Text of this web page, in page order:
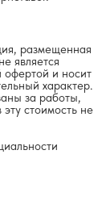
размещенная
является
офертой и носит
характер.
за работы,
эту стоимость не